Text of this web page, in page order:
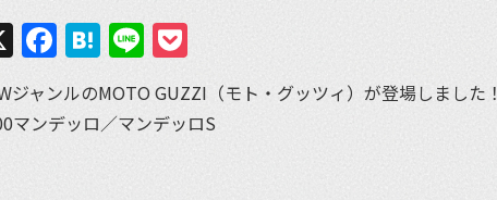
X Facebook
Hatena
Line
ジャンルのMOTO GUZZI（モト・グッツィ）が登場しました！
マンデッロ／マンデッロS